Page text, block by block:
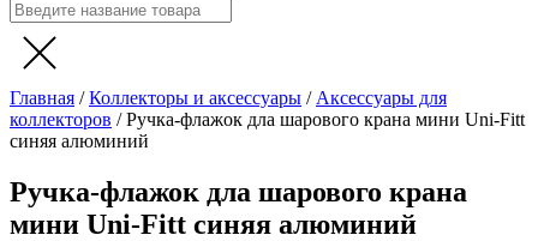
Главная /Коллекторы и аксессуары / Аксессуары для
коллекторов /Ручка-флажок дла шарового крана мини Uni-Fitt
синяя алюминий
Ручка-флажок дла шарового крана
мини Uni-Fitt синяя алюминий